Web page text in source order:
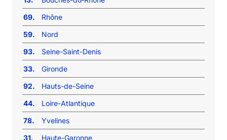
69.
Rhône
59.
Nord
93.
Seine-Saint-Denis
33.
Gironde
92.
Hauts-de-Seine
44.
Loire-Atlantique
78.
Yvelines
31.
Haute-Garonne